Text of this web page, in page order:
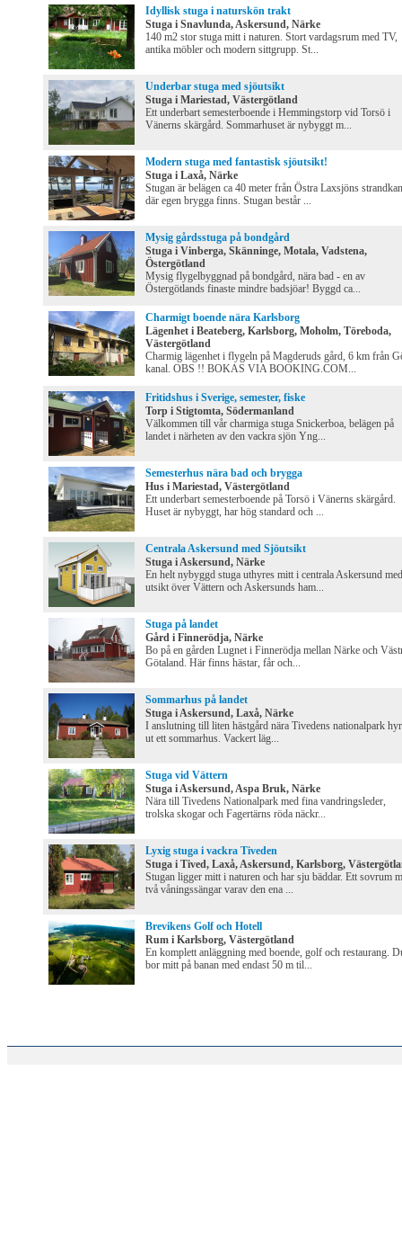
Idyllisk stuga i naturskön trakt
Stuga i Snavlunda, Askersund, Närke
140 m2 stor stuga mitt i naturen. Stort vardagsrum med TV,
antika möbler och modern sittgrupp. St...
Underbar stuga med sjöutsikt
Stuga i Mariestad, Västergötland
Ett underbart semesterboende i Hemmingstorp vid Torsö i
Vänerns skärgård. Sommarhuset är nybyggt m...
Modern stuga med fantastisk sjöutsikt!
Stuga i Laxå, Närke
Stugan är belägen ca 40 meter från Östra Laxsjöns
där egen brygga finns. Stugan består ...
Mysig gårdsstuga på bondgård
Stuga i Vinberga, Skänninge, Motala, Vadstena,
Östergötland
Mysig flygelbyggnad på bondgård, nära bad - en av
Östergötlands finaste mindre badsjöar! Byggd ca...
Charmigt boende nära Karlsborg
Lägenhet i Beateberg, Karlsborg, Moholm, Töreboda,
Västergötland
Charmig lägenhet i flygeln på Magderuds gård, 6 km från
kanal. OBS !! BOKAS VIA BOOKING.COM...
Fritidshus i Sverige, semester, fiske
Torp i Stigtomta, Södermanland
Välkommen till vår charmiga stuga Snickerboa, belägen på
landet i närheten av den vackra sjön Yng...
Semesterhus nära bad och brygga
Hus i Mariestad, Västergötland
Ett underbart semesterboende på Torsö i Vänerns skärgård.
Huset är nybyggt, har hög standard och ...
Centrala Askersund med Sjöutsikt
Stuga i Askersund, Närke
En helt nybyggd stuga uthyres mitt i centrala Askersund med
utsikt över Vättern och Askersunds ham...
Stuga på landet
Gård i Finnerödja, Närke
Bo på en gården Lugnet i Finnerödja mellan Närke och
Götaland. Här finns hästar, får och...
Sommarhus på landet
Stuga i Askersund, Laxå, Närke
I anslutning till liten hästgård nära Tivedens nationalpark
ut ett sommarhus. Vackert läg...
Stuga vid Vättern
Stuga i Askersund, Aspa Bruk, Närke
Nära till Tivedens Nationalpark med fina vandringsleder,
trolska skogar och Fagertärns röda näckr...
Lyxig stuga i vackra Tiveden
Stuga i Tived, Laxå, Askersund, Karlsborg,
Stugan ligger mitt i naturen och har sju bäddar. Ett sovrum
två våningssängar varav den ena ...
Brevikens Golf och Hotell
Rum i Karlsborg, Västergötland
En komplett anläggning med boende, golf och restaurang.
bor mitt på banan med endast 50 m til...